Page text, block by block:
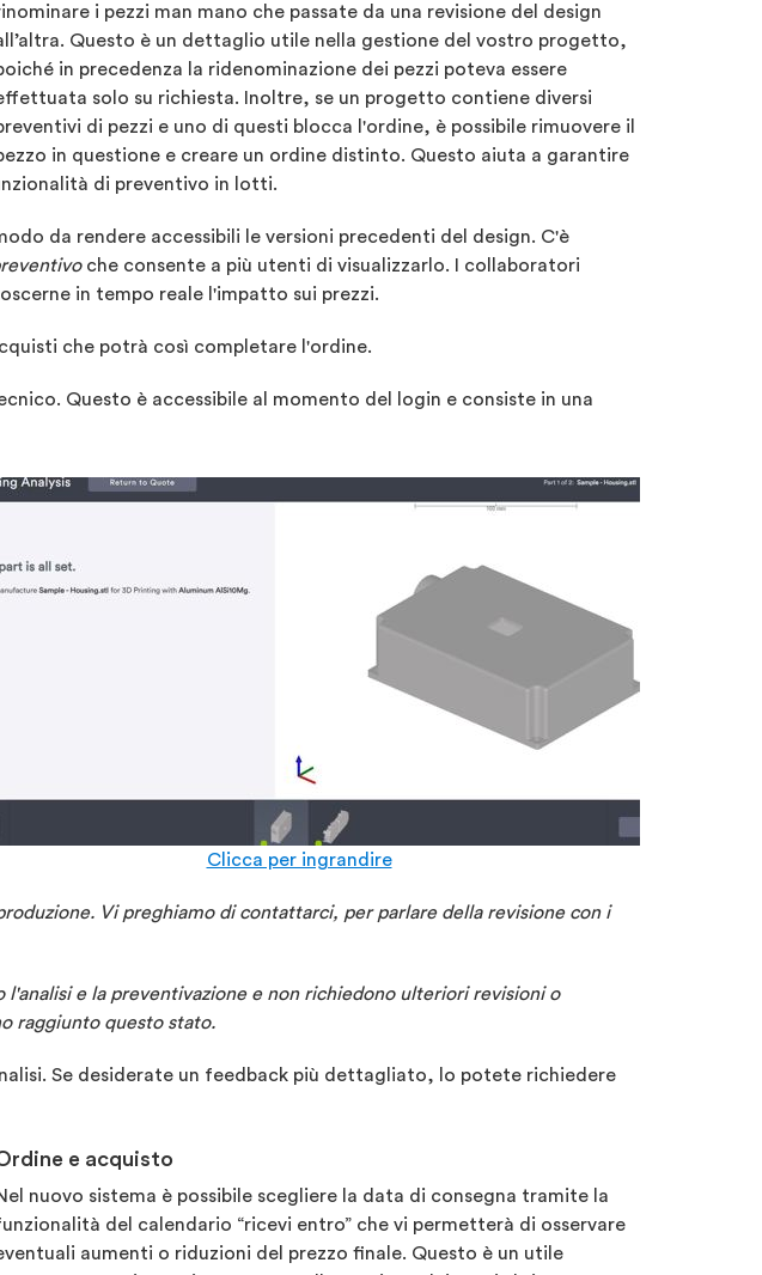
i pezzi man mano che passate da una revisione del design
Questo è un dettaglio utile nella gestione del vostro progetto,
in precedenza la ridenominazione dei pezzi poteva essere
solo su richiesta. Inoltre, se un progetto contiene diversi
di pezzi e uno di questi blocca l'ordine, è possibile rimuovere il
in questione e creare un ordine distinto. Questo aiuta a garantire
di preventivo in lotti.
da rendere accessibili le versioni precedenti del design. C'è
che consente a più utenti di visualizzarlo. I collaboratori
in tempo reale l'impatto sui prezzi.
che potrà così completare l'ordine.
Questo è accessibile al momento del login e consiste in una
Clicca per ingrandire
Vi preghiamo di contattarci, per parlare della revisione con i
e la preventivazione e non richiedono ulteriori revisioni o
raggiunto questo stato.
Se desiderate un feedback più dettagliato, lo potete richiedere
e acquisto
nuovo sistema è possibile scegliere la data di consegna tramite la
del calendario “ricevi entro” che vi permetterà di osservare
aumenti o riduzioni del prezzo finale. Questo è un utile